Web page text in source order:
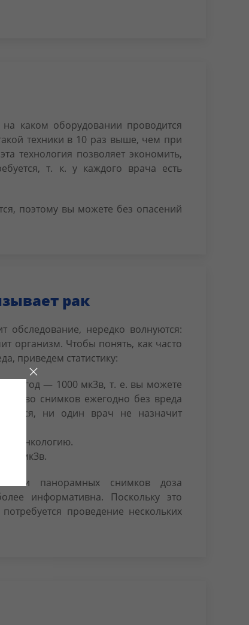
каком оборудовании проводится
техники в 10 раз выше, чем при
технология позволяет экономить,
т. к. у каждого врача есть
поэтому вы можете без опасений
рак
обследование, нередко волнуются:
организм. Чтобы понять, как часто
приведем статистику:
в год — 1000 мк3в, т. е. вы можете
снимков ежегодно без вреда
ни один врач не назначит
онкологию.
мкЗв.
и панорамных снимков доза
информативна. Поскольку это
проведение нескольких